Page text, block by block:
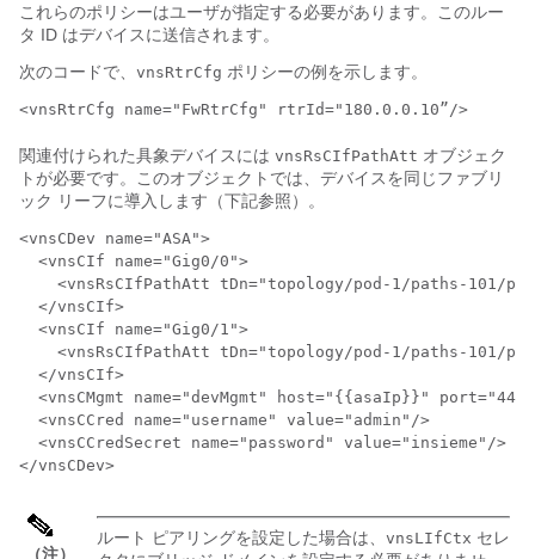
これらのポリシーはユーザが指定する必要があります。このルー
タ ID はデバイスに送信されます。
次のコードで、 vnsRtrCfg ポリシーの例を示します。
<vnsRtrCfg name="FwRtrCfg" rtrId="180.0.0.10”/>
関連付けられた具象デバイスには vnsRsCIfPathAtt オブジェク
トが必要です。このオブジェクトでは、デバイスを同じファブリ
ック リーフに導入します（下記参照）。
<vnsCDev name="ASA">
  <vnsCIf name="Gig0/0">
<vnsRsCIfPathAtt tDn="topology/pod-1/paths-101/
  </vnsCIf>
  <vnsCIf name="Gig0/1">
<vnsRsCIfPathAtt tDn="topology/pod-1/paths-101/
  </vnsCIf>
<vnsCMgmt name="devMgmt" host="{{asaIp}}"
  <vnsCCred name="username" value="admin"/>
  <vnsCCredSecret name="password" value="insieme"/>
</vnsCDev>
（注）
ルート ピアリングを設定した場合は、 vnsLIfCtx セレ